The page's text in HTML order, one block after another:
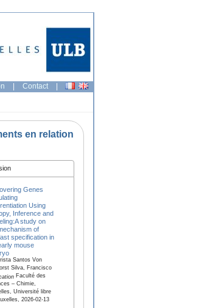
| Contact |
en relation
Genes
Using
Inference and
study on
of
specification in
mouse
Santos Von
Silva, Francisco
Faculté des
– Chimie,
Université libre
2026-02-13